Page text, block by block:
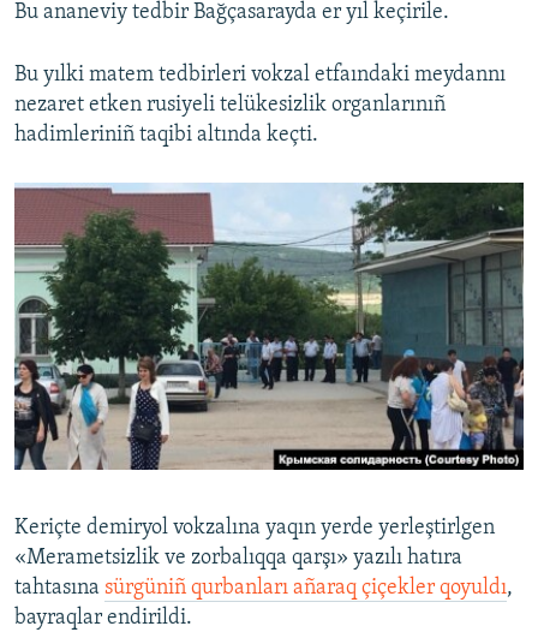
Bu ananeviy tedbir Bağçasarayda er yıl keçirile.
Bu yılki matem tedbirleri vokzal etfaındaki meydannı
nezaret etken rusiyeli telükesizlik organlarınıñ
hadimleriniñ taqibi altında keçti.
Keriçte demiryol vokzalına yaqın yerde yerleştirlgen
«Merametsizlik ve zorbalıqqa qarşı» yazılı hatıra
tahtasına sürgüniñ qurbanları añaraq çiçekler qoyuldı,
bayraqlar endirildi.